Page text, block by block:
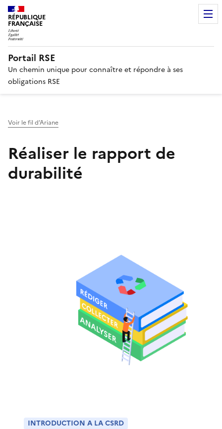
RÉPUBLIQUE
FRANÇAISE
Portail RSE
Un chemin unique pour connaître et répondre à ses
obligations RSE
Voir le fil d’Ariane
Réaliser le rapport de
durabilité
INTRODUCTION A LA CSRD